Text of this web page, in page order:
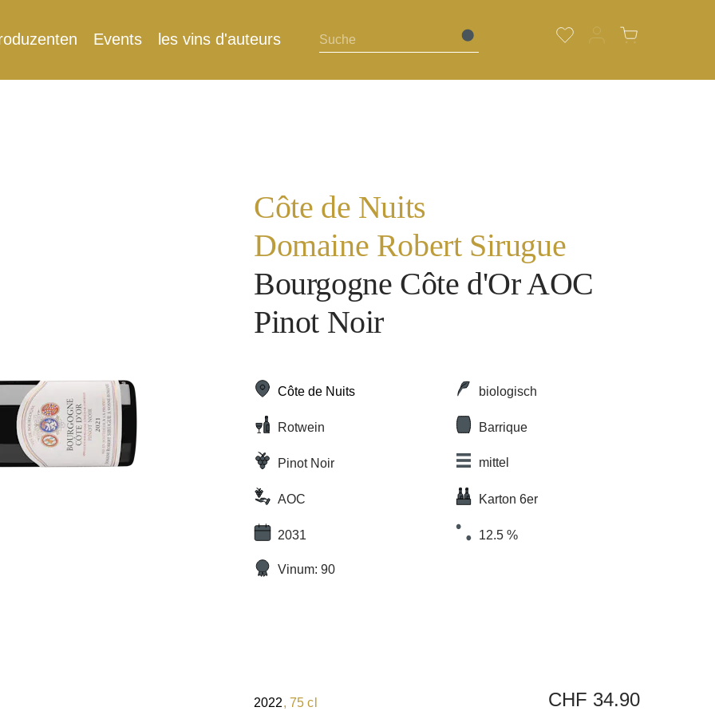
Events les vins d'auteurs
Côte de Nuits
Domaine Robert Sirugue
Bourgogne Côte d'Or AOC
Pinot Noir
Côte de Nuits biologisch
Rotwein Barrique
Pinot Noir mittel
AOC Karton 6er
2031 12.5 %
Vinum: 90
2022, 75 cl CHF 34.90